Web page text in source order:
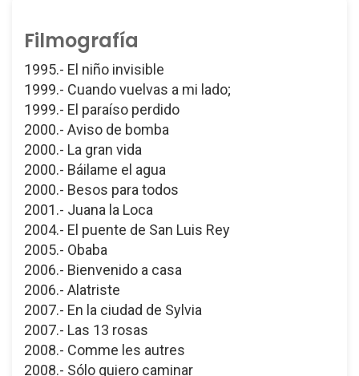
Filmografía
1995.- El niño invisible
1999.- Cuando vuelvas a mi lado;
1999.- El paraíso perdido
2000.- Aviso de bomba
2000.- La gran vida
2000.- Báilame el agua
2000.- Besos para todos
2001.- Juana la Loca
2004.- El puente de San Luis Rey
2005.- Obaba
2006.- Bienvenido a casa
2006.- Alatriste
2007.- En la ciudad de Sylvia
2007.- Las 13 rosas
2008.- Comme les autres
2008.- Sólo quiero caminar